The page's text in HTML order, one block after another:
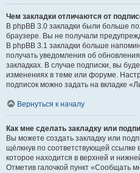
Чем закладки отличаются от
В phpBB 3.0 закладки были больше
браузере. Вы не получали
В phpBB 3.1 закладки больше
получать уведомления об
закладках. В случае подписки, вы
изменениях в теме или форуме.
подписок можно задать на вкладке
Вернуться к началу
Как мне сделать закладку или
Вы можете создать закладку или
щёлкнув по соответствующей
которое находится в верхней и
Отметив галочкой пункт «Сообщать